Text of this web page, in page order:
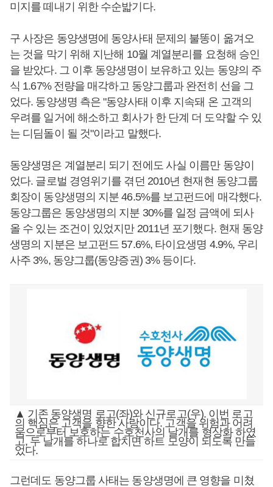
미지를 떼내기 위한 수순밟기다.
구 사장은 동양생명에 동양사태 문제의 불똥이 옮겨오
는 것을 막기 위해 지난해 10월 계열분리를 요청해 승인
을 받았다. 그 이후 동양생명이 보유하고 있는 동양의 주
식 1.67% 전량을 매각하고 동양그룹과 완전히 선을 그
었다. 동양생명 측은 "동양사태 이후 지속돼 온 고객의
우려를 일거에 해소하고 회사가 한 단계 더 도약할 수 있
는 디딤돌이 될 것"이라고 말했다.
동양생명은 계열분리 되기 전에도 사실 이름만 동양이
었다. 글로벌 경영위기를 겪던 2010년 현재현 동양그룹
회장이 동양생명의 지분 46.5%를 보고펀드에 매각했다.
동양그룹은 동양생명의 지분 30%를 일정 금액에 되사
올 수 있는 조건이 있었지만 2011년 포기했다. 현재 동양
생명의 지분은 보고펀드 57.6%, 타이요생명 4.9%, 우리
사주 3%, 동양그룹(동양증권) 3% 등이다.
▲ 기존 동양생명 로고(좌)와 신규로고(우). 이번 로고
의 핵심은 고객을 향한 사랑이다. 고객을 위험과 어려
움으로부터 보호하는 수호천사의 날개를 형상화 하였
고, 두 날개를 하나로 합치면 하트 모양이 되도록 만들
었다.
그런데도 동양그룹 사태는 동양생명에 큰 영향을 미쳤